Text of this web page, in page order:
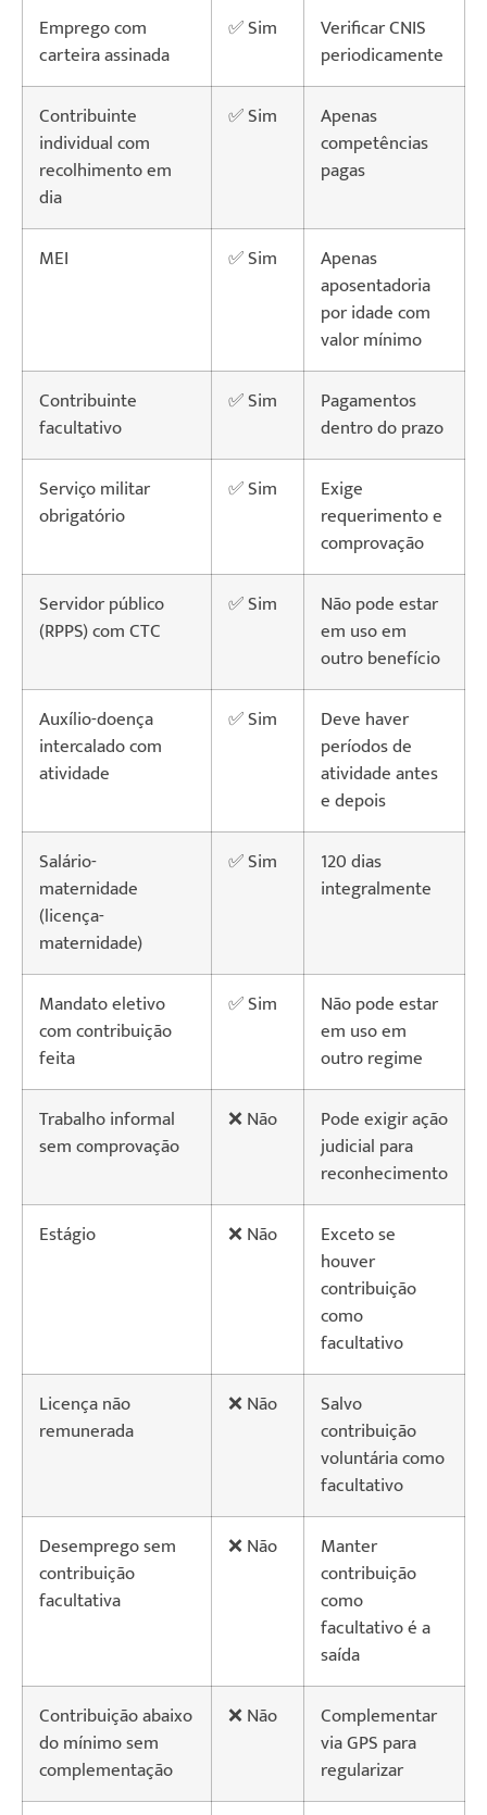
Emprego com
carteira assinada
✅ Sim
Verificar CNIS
periodicamente
Contribuinte
individual com
recolhimento em
dia
✅ Sim
Apenas
competências
pagas
MEI ✅ Sim
Apenas
aposentadoria
por idade com
valor mínimo
Contribuinte
facultativo
✅ Sim
Pagamentos
dentro do prazo
Serviço militar
obrigatório
✅ Sim
Exige
requerimento e
comprovação
Servidor público
(RPPS) com CTC
✅ Sim
Não pode estar
em uso em
outro benefício
Auxílio-doença
intercalado com
atividade
✅ Sim
Deve haver
períodos de
atividade antes
e depois
Salário-
maternidade
(licença-
maternidade)
✅ Sim
120 dias
integralmente
Mandato eletivo
com contribuição
feita
✅ Sim
Não pode estar
em uso em
outro regime
Trabalho informal
sem comprovação
❌ Não
Pode exigir ação
judicial para
reconhecimento
Estágio
❌ Não
Exceto se
houver
contribuição
como
facultativo
Licença não
remunerada
❌ Não
Salvo
contribuição
voluntária como
facultativo
Desemprego sem
contribuição
facultativa
❌ Não
Manter
contribuição
como
facultativo é a
saída
Contribuição abaixo
do mínimo sem
complementação
❌ Não
Complementar
via GPS para
regularizar